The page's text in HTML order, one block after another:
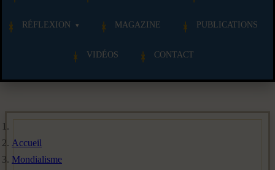
RÉFLEXION MAGAZINE PUBLICATIONS
VIDÉOS CONTACT
Accueil
Mondialisme